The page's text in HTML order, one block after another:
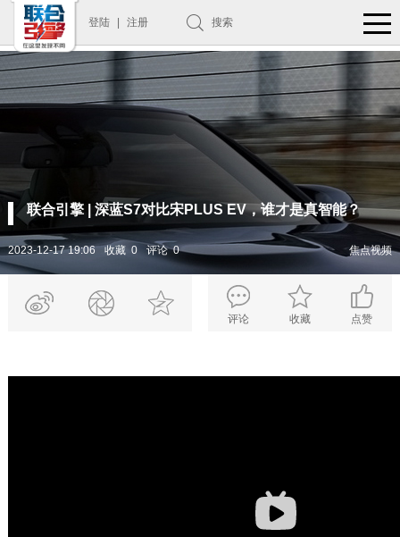
登陆 注册 搜索
联合引擎 | 深蓝S7对比宋PLUS EV，谁才是真智能？
2023-12-17 19:06 收藏 0 评论 0 焦点视频
评论 收藏 点赞